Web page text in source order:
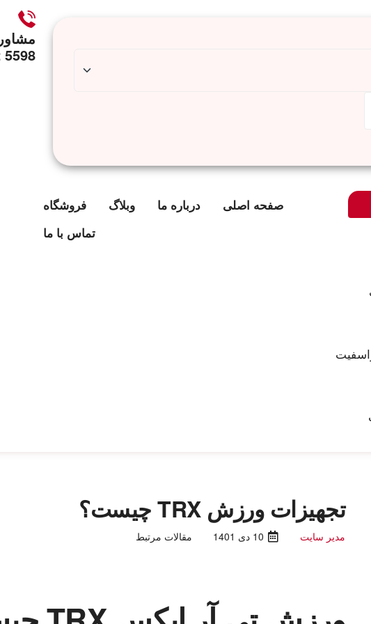
صفحه اصلی درباره ما وبلاگ
فروشگاه
تماس با ما
5598 212 0913
تجهیزات ورزش TRX چیست؟
مدیر سایت 10 دی 1401 مقالات مرتبط